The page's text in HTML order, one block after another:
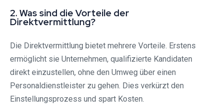
2. Was sind die Vorteile der
Direktvermittlung?
Die Direktvermittlung bietet mehrere Vorteile. Erstens
ermöglicht sie Unternehmen, qualifizierte Kandidaten
direkt einzustellen, ohne den Umweg über einen
Personaldienstleister zu gehen. Dies verkürzt den
Einstellungsprozess und spart Kosten.